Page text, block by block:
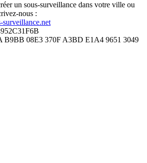
un sous-surveillance dans votre ville ou
nous :
surveillance.net
B9BB 08E3 370F A3BD E1A4 9651 3049